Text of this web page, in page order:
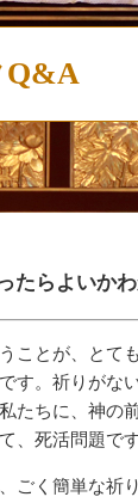
Q&A
らよいか
ことが、とて
。祈りがな
ちに、神の
、死活問題で
く簡単な祈